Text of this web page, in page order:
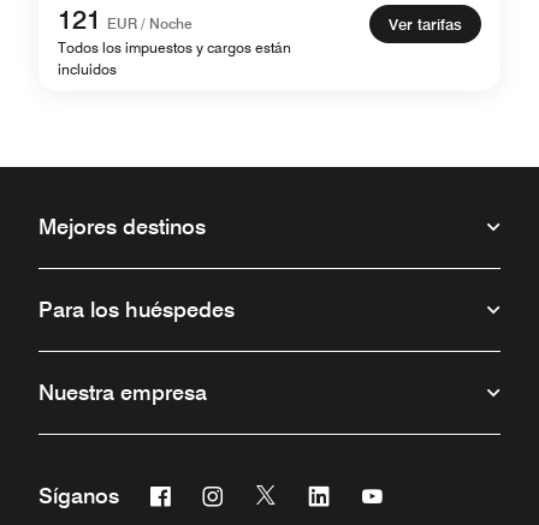
121
EUR / Noche
Todos los impuestos y cargos están
incluidos
Ver tarifas
Mejores destinos
Para los huéspedes
Nuestra empresa
Síganos Facebook
Abre una ventana nueva
Instagram
Abre una ventana nueva
Twitter
Abre una ventana nueva
Linkedin
Abre una ventana nueva
Abre una ventana